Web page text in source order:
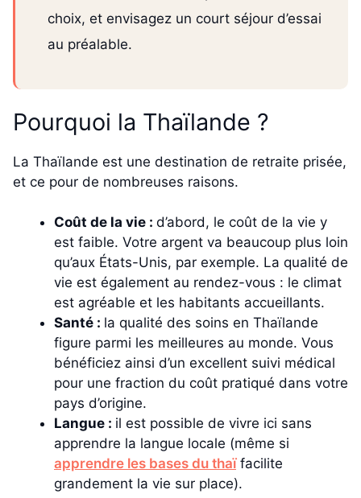
choix, et envisagez un court séjour d’essai
au préalable.
Pourquoi la Thaïlande ?
La Thaïlande est une destination de retraite prisée,
et ce pour de nombreuses raisons.
Coût de la vie : d’abord, le coût de la vie y
est faible. Votre argent va beaucoup plus loin
qu’aux États-Unis, par exemple. La qualité de
vie est également au rendez-vous : le climat
est agréable et les habitants accueillants.
Santé : la qualité des soins en Thaïlande
figure parmi les meilleures au monde. Vous
bénéficiez ainsi d’un excellent suivi médical
pour une fraction du coût pratiqué dans votre
pays d’origine.
Langue : il est possible de vivre ici sans
apprendre la langue locale (même si
apprendre les bases du thaïfacilite
grandement la vie sur place).